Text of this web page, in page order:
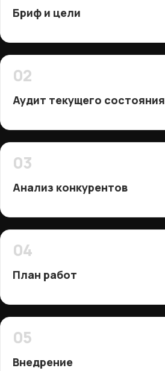
Бриф и цели
02
Аудит текущего состояния
03
Анализ конкурентов
04
План работ
05
Внедрение